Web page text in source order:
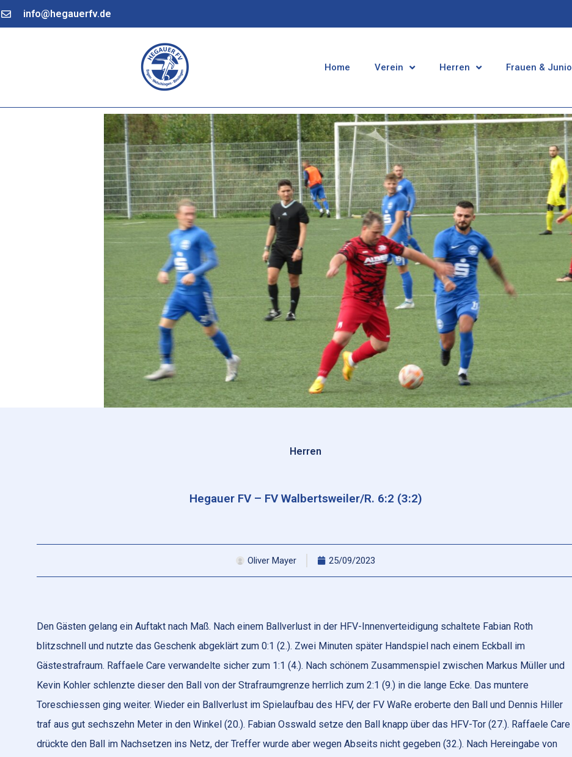
info@hegauerfv.de
Home Verein Herren Frauen &
Herren
Hegauer FV – FV Walbertsweiler/R. 6:2 (3:2)
Oliver Mayer 25/09/2023
Den Gästen gelang ein Auftakt nach Maß. Nach einem Ballverlust in der HFV-Innenverteidigung schaltete Fabian Roth
blitzschnell und nutzte das Geschenk abgeklärt zum 0:1 (2.). Zwei Minuten später Handspiel nach einem Eckball im
Gästestrafraum. Raffaele Care verwandelte sicher zum 1:1 (4.). Nach schönem Zusammenspiel zwischen Markus Müller und
Kevin Kohler schlenzte dieser den Ball von der Strafraumgrenze herrlich zum 2:1 (9.) in die lange Ecke. Das muntere
Toreschiessen ging weiter. Wieder ein Ballverlust im Spielaufbau des HFV, der FV WaRe eroberte den Ball und Dennis Hiller
traf aus gut sechszehn Meter in den Winkel (20.). Fabian Osswald setze den Ball knapp über das HFV-Tor (27.). Raffaele Care
drückte den Ball im Nachsetzen ins Netz, der Treffer wurde aber wegen Abseits nicht gegeben (32.). Nach Hereingabe von